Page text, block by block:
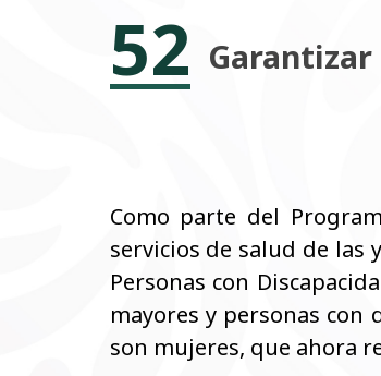
52 Garantizar
Como parte del
servicios de salud de las
Personas con
mayores y personas con
son mujeres, que ahora